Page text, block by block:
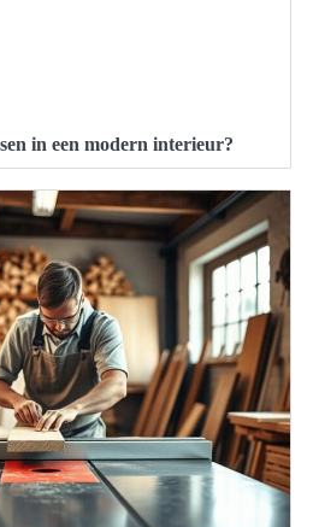
in een modern interieur?